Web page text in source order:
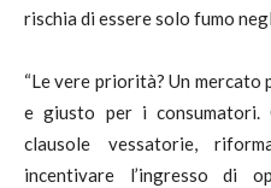
rischia di essere solo fumo
“Le vere priorità? Un
e giusto per i consumatori.
clausole vessatorie,
incentivare l’ingresso di